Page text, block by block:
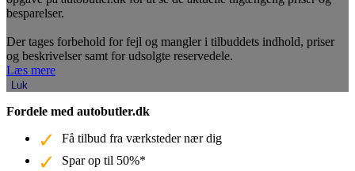
besparelser.
Der tages forbehold for fejl og mangler i tilbuddets indhold, priser
og beskrivelser samt for udsolgte reservedele.
Læs mere
Luk
Fordele med autobutler.dk
Få tilbud fra værksteder nær dig
Spar op til 50%*